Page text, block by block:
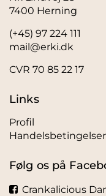
7400 Herning
(+45) 97 224 111
mail@erki.dk
CVR 70 85 22 17
Links
Profil
Handelsbetingelser
Følg os på
Crankalicious